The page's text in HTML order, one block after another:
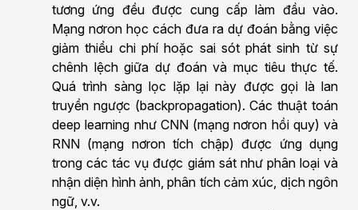
tương ứng đều được cung cấp làm đầu vào.
Mạng nơron học cách đưa ra dự đoán bằng việc
giảm thiểu chi phí hoặc sai sót phát sinh từ sự
chênh lệch giữa dự đoán và mục tiêu thực tế.
Quá trình sàng lọc lặp lại này được gọi là lan
truyền ngược (backpropagation). Các thuật toán
deep learning như CNN (mạng nơron hồi quy) và
RNN (mạng nơron tích chập) được ứng dụng
trong các tác vụ được giám sát như phân loại và
nhận diện hình ảnh, phân tích cảm xúc, dịch ngôn
ngữ, v.v.